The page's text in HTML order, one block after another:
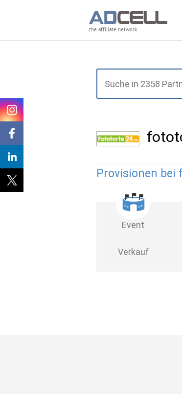
the affiliate network
Provisionen bei
Event
Verkauf